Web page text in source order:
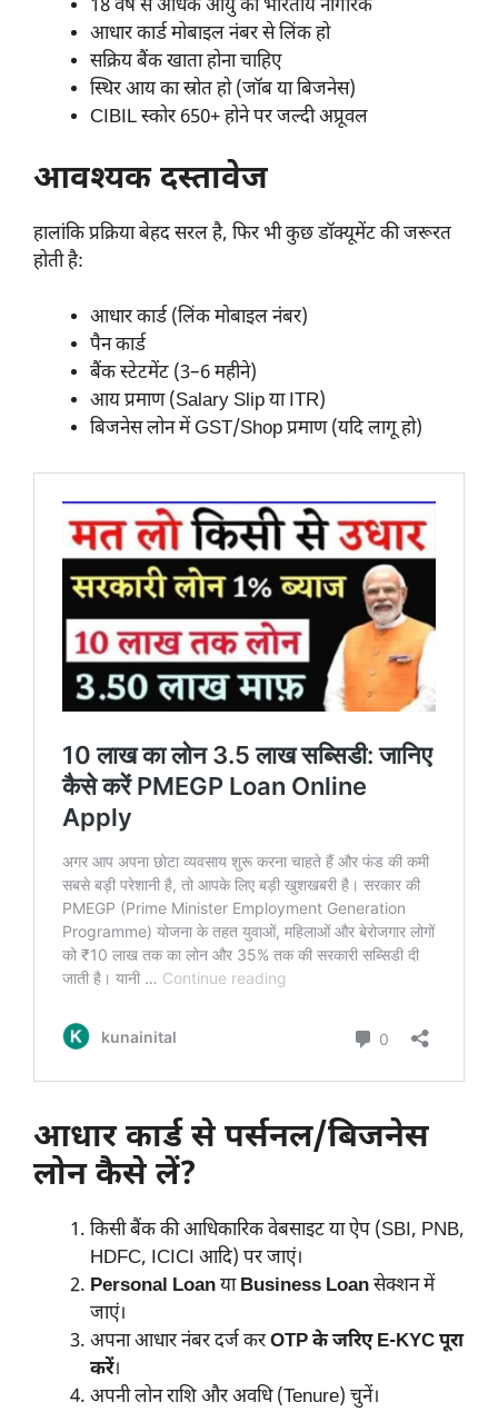
18 वर्ष से अधिक आयु का भारतीय नागरिक
आधार कार्ड मोबाइल नंबर से लिंक हो
सक्रिय बैंक खाता होना चाहिए
स्थिर आय का स्रोत हो (जॉब या बिजनेस)
CIBIL स्कोर 650+ होने पर जल्दी अप्रूवल
आवश्यक दस्तावेज
हालांकि प्रक्रिया बेहद सरल है, फिर भी कुछ डॉक्यूमेंट की जरूरत
होती है:
आधार कार्ड (लिंक मोबाइल नंबर)
पैन कार्ड
बैंक स्टेटमेंट (3–6 महीने)
आय प्रमाण (Salary Slip या ITR)
बिजनेस लोन में GST/Shop प्रमाण (यदि लागू हो)
आधार कार्ड से पर्सनल/बिजनेस
लोन कैसे लें?
किसी बैंक की आधिकारिक वेबसाइट या ऐप (SBI, PNB,
HDFC, ICICI आदि) पर जाएं।
Personal LoanयाBusiness Loanसेक्शन में
जाएं।
अपना आधार नंबर दर्ज करOTP के जरिए E-KYC पूरा
करें।
अपनी लोन राशि और अवधि (Tenure) चुनें।